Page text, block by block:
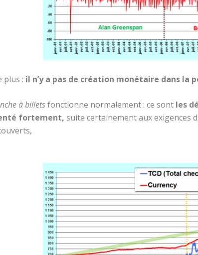
plus : il n’y a pas de création monétaire dans la
à billetsfonctionne normalement : ce sont les
fortement, suite certainement aux exigences